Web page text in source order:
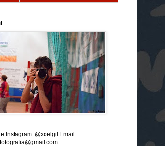
e Instagram: @xoelgil Email: